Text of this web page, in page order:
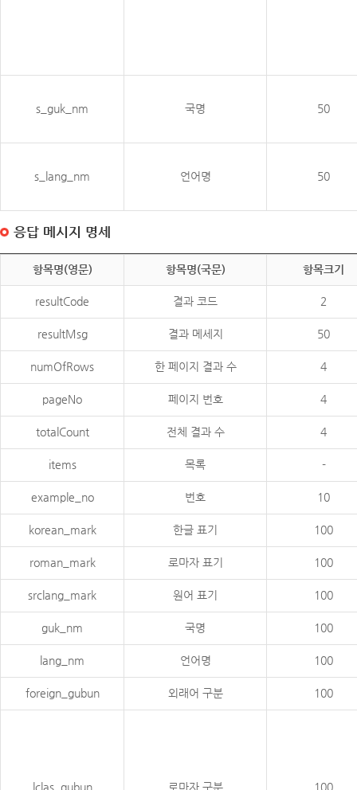
s_guk_nm 국명 50
s_lang_nm 언어명 50
응답 메시지 명세
항목명(영문) 항목명(국문) 항목크기
resultCode 결과 코드 2
resultMsg 결과 메세지 50
numOfRows 한 페이지 결과 수 4
pageNo 페이지 번호 4
totalCount 전체 결과 수 4
items 목록 -
example_no 번호 10
korean_mark 한글 표기 100
roman_mark 로마자 표기 100
srclang_mark 원어 표기 100
guk_nm 국명 100
lang_nm 언어명 100
foreign_gubun 외래어 구분 100
lclas_gubun 로마자 구분 100